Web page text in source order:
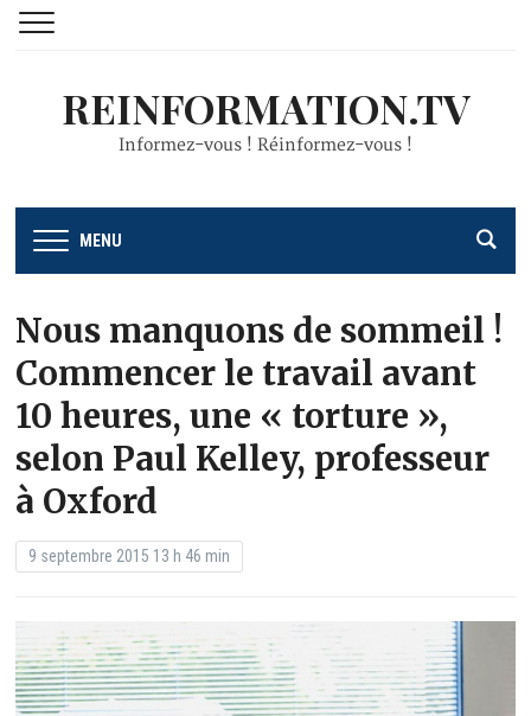
REINFORMATION.TV
Informez-vous ! Réinformez-vous !
MENU
Nous manquons de sommeil !
Commencer le travail avant
10 heures, une « torture »,
selon Paul Kelley, professeur
à Oxford
9 septembre 2015 13 h 46 min